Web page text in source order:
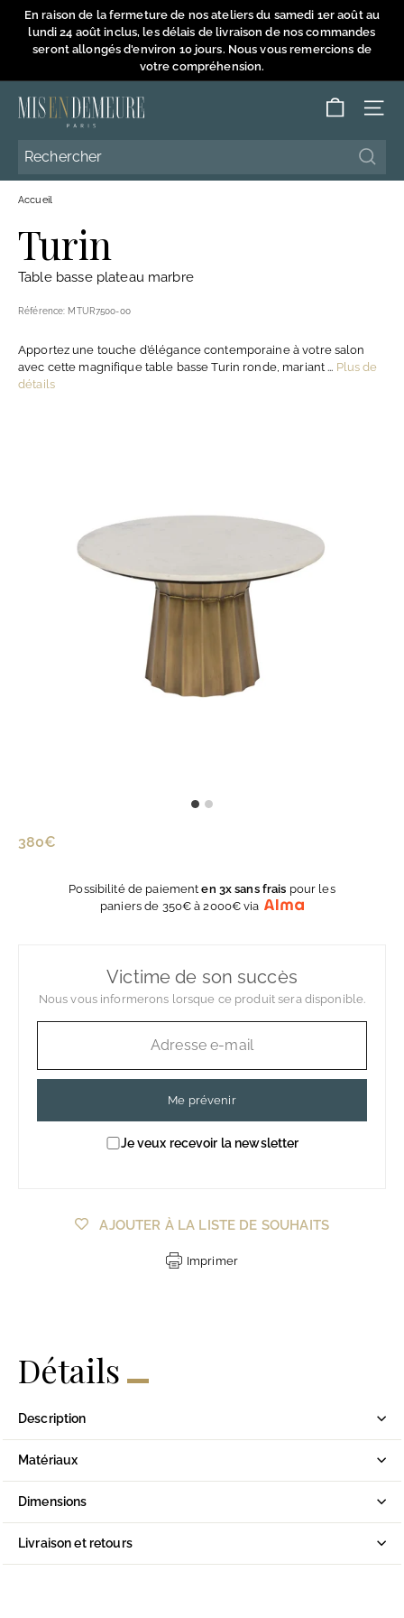
Passer
Diaporama
Pause
En raison de la fermeture de nos ateliers du samedi 1er août au
lundi 24 août inclus, les délais de livraison de nos commandes
seront allongés d'environ 10 jours. Nous vous remercions de
votre compréhension.
M
s
e
n
D
e
m
e
r
e
Accueil
Turin
Table basse plateau marbre
Référence: MTUR7500-00
Apportez une touche d’élégance contemporaine à votre salon
avec cette magnifique table basse Turin ronde, mariant ... Plus de
détails
Prix
380€
Possibilité de paiementen 3x sans frais pour les
paniers de 350€ à 2000€ via
Victime de son succès
Nous vous informerons lorsque ce produit sera disponible.
Me prévenir
Je veux recevoir la newsletter
AJOUTER À LA LISTE DE SOUHAITS
Imprimer
Détails
Description
Matériaux
Dimensions
Livraison et retours